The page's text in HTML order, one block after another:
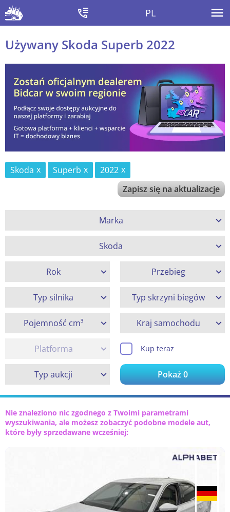
PL
Używany Skoda Superb 2022
Skoda Superb
2022
Zapisz się na aktualizacje
Marka
Skoda
Rok Przebieg
Typ silnika Typ skrzyni biegów
Pojemność cm³ Kraj samochodu
Platforma Kup teraz
Typ aukcji Pokaż0
Nie znaleziono nic zgodnego z Twoimi parametrami
wyszukiwania, ale możesz zobaczyć podobne modele aut,
które były sprzedawane wcześniej: